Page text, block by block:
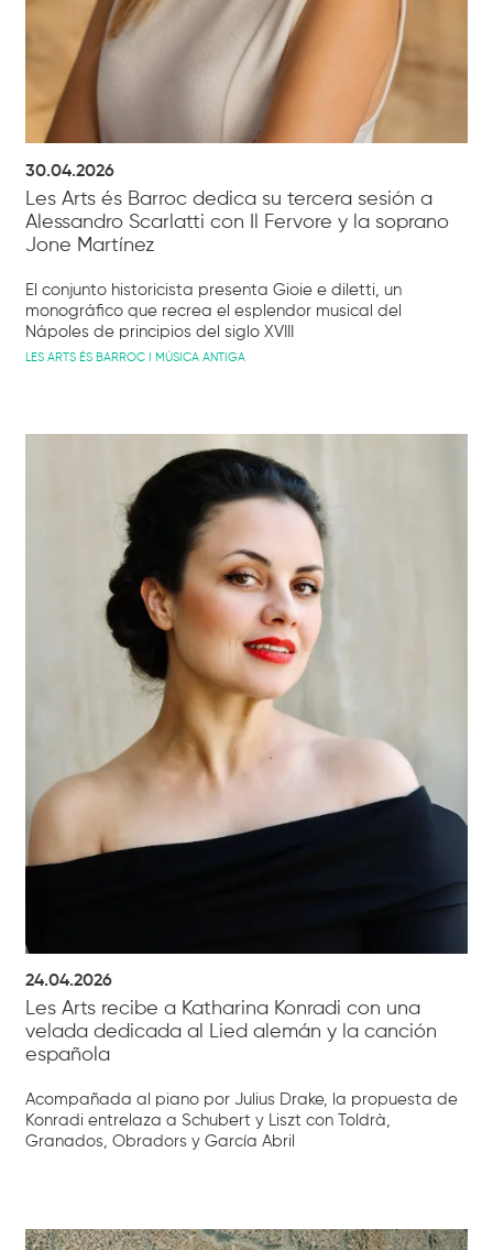
30.04.2026
Les Arts és Barroc dedica su tercera sesión a
Alessandro Scarlatti con Il Fervore y la soprano
Jone Martínez
El conjunto historicista presenta Gioie e diletti, un
monográfico que recrea el esplendor musical del
Nápoles de principios del siglo XVIII
LES ARTS ÉS BARROC I MÚSICA ANTIGA
24.04.2026
Les Arts recibe a Katharina Konradi con una
velada dedicada al Lied alemán y la canción
española
Acompañada al piano por Julius Drake, la propuesta de
Konradi entrelaza a Schubert y Liszt con Toldrà,
Granados, Obradors y García Abril